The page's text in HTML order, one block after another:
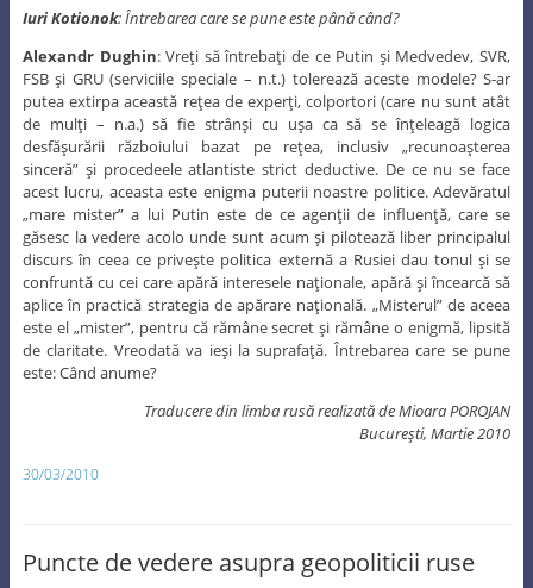
Iuri Kotionok: Întrebarea care se pune este până când?
Alexandr Dughin: Vreţi să întrebaţi de ce Putin şi Medvedev, SVR,
FSB şi GRU (serviciile speciale – n.t.) tolerează aceste modele? S-ar
putea extirpa această reţea de experţi, colportori (care nu sunt atât
de mulţi – n.a.) să fie strânşi cu uşa ca să se înţeleagă logica
desfăşurării războiului bazat pe reţea, inclusiv „recunoaşterea
sinceră” şi procedeele atlantiste strict deductive. De ce nu se face
acest lucru, aceasta este enigma puterii noastre politice. Adevăratul
„mare mister” a lui Putin este de ce agenţii de influenţă, care se
găsesc la vedere acolo unde sunt acum şi pilotează liber principalul
discurs în ceea ce priveşte politica externă a Rusiei dau tonul şi se
confruntă cu cei care apără interesele naţionale, apără şi încearcă să
aplice în practică strategia de apărare naţională. „Misterul” de aceea
este el „mister”, pentru că rămâne secret şi rămâne o enigmă, lipsită
de claritate. Vreodată va ieşi la suprafaţă. Întrebarea care se pune
este: Când anume?
Traducere din limba rusă realizată de Mioara POROJAN
Bucureşti, Martie 2010
30/03/2010
Puncte de vedere asupra geopoliticii ruse